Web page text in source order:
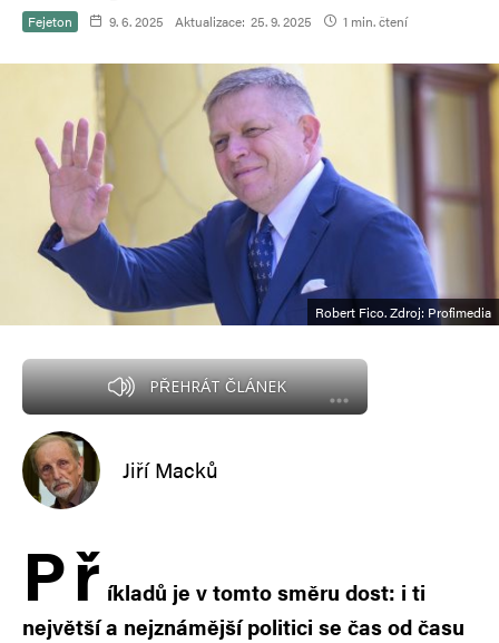
Fejeton 9. 6. 2025 Aktualizace: 25. 9. 2025 1 min. čtení
Robert Fico. Zdroj: Profimedia
PŘEHRÁT ČLÁNEK
Jiří Macků
Př íkladů je v tomto směru dost: i ti
největší a nejznámější politici se čas od času